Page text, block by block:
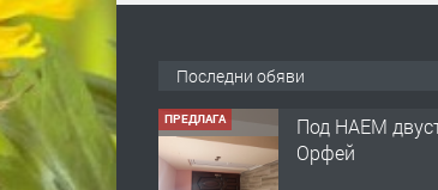
Последни обяви
Орфей